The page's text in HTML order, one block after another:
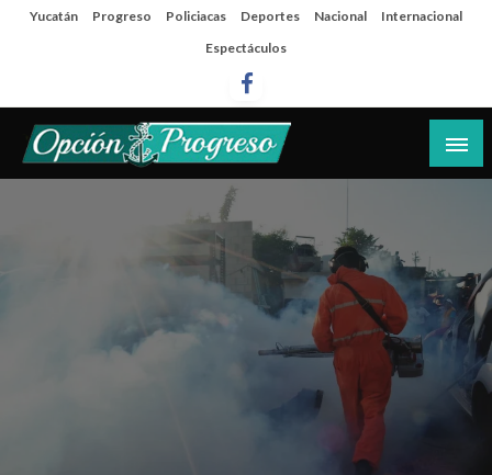
SaltaYucatán Progreso Policiacas Deportes Nacional
Internacional
Espectáculos
Las noticias del día a día del puerto